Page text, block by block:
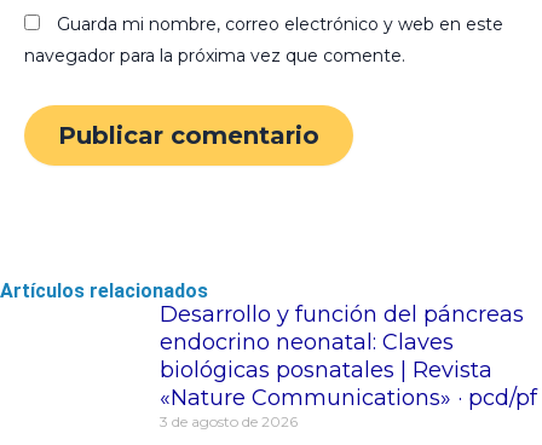
Guarda mi nombre, correo electrónico y web en este
navegador para la próxima vez que comente.
Artículos relacionados
Desarrollo y función del páncreas
endocrino neonatal: Claves
biológicas posnatales | Revista
«Nature Communications» · pcd/pf
3 de agosto de 2026